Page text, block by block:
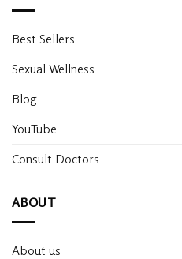
Best Sellers
Sexual Wellness
Blog
YouTube
Consult Doctors
ABOUT
About us